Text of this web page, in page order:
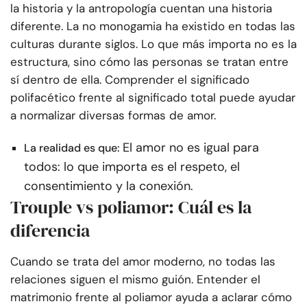
la historia y la antropología cuentan una historia
diferente. La no monogamia ha existido en todas las
culturas durante siglos. Lo que más importa no es la
estructura, sino cómo las personas se tratan entre
sí dentro de ella. Comprender el significado
polifacético frente al significado total puede ayudar
a normalizar diversas formas de amor.
La realidad es que: El amor no es igual para
todos: lo que importa es el respeto, el
consentimiento y la conexión.
Trouple vs poliamor: Cuál es la
diferencia
Cuando se trata del amor moderno, no todas las
relaciones siguen el mismo guión. Entender el
matrimonio frente al poliamor ayuda a aclarar cómo